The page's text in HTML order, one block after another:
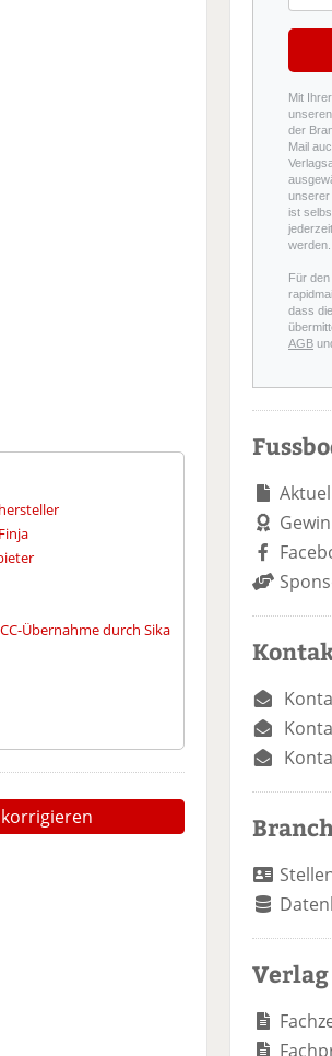
Übernahme durch Sika
Mit
der
Mail
unserer
ist
werden.
Für
dass
AGB
Verlag